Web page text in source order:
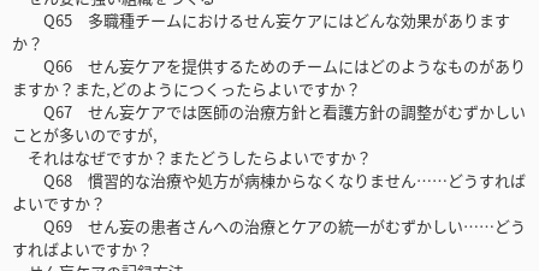
Q65 多職種チームにおけるせん妄ケアにはどんな効果があります
か？
Q66 せん妄ケアを提供するためのチームにはどのようなものがあり
ますか？また,どのようにつくったらよいですか？
Q67 せん妄ケアでは医師の治療方針と看護方針の調整がむずかしい
ことが多いのですが,
それはなぜですか？またどうしたらよいですか？
Q68 慣習的な治療や処方が病棟からなくなりません……どうすれば
よいですか？
Q69 せん妄の患者さんへの治療とケアの統一がむずかしい……どう
すればよいですか？